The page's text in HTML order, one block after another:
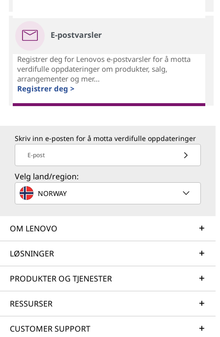
E-postvarsler
Registrer deg for Lenovos e-postvarsler for å motta
verdifulle oppdateringer om produkter, salg,
arrangementer og mer...
Registrer deg >
Skriv inn e-posten for å motta verdifulle oppdateringer
E-post
Velg land/region:
NORWAY
OM LENOVO
LØSNINGER
PRODUKTER OG TJENESTER
RESSURSER
CUSTOMER SUPPORT